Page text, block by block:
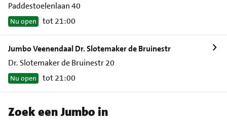
Paddestoelenlaan 40
Nu open tot 21:00
Jumbo Veenendaal Dr. Slotemaker de Bruinestr
Dr. Slotemaker de Bruinestr 20
Nu open tot 21:00
Zoek een Jumbo in